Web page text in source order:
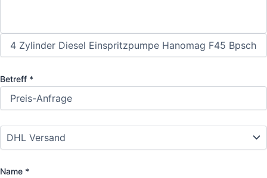
Betreff *
Name *